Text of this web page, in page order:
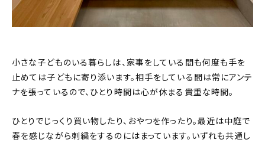
小さな子どものいる暮らしは、家事をしている間も何度も手を
止めては子どもに寄り添います。相手をしている間は常にアンテ
ナを張っているので、ひとり時間は心が休まる貴重な時間。
ひとりでじっくり買い物したり、おやつを作ったり。最近は中庭で
春を感じながら刺繍をするのにはまっています。いずれも共通し